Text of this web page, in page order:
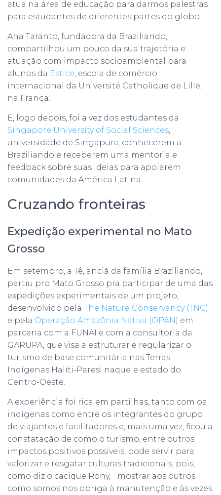
atua na área de educação para darmos palestras
para estudantes de diferentes partes do globo.
Ana Taranto, fundadora da Braziliando,
compartilhou um pouco da sua trajetória e
atuação com impacto socioambiental para
alunos da Estice , escola de comércio
internacional da Université Catholique de Lille,
na França.
E, logo depois, foi a vez dos estudantes da
Singapore University of Social Sciences
universidade de Singapura, conhecerem a
Braziliando e receberem uma mentoria e
feedback sobre suas ideias para apoiarem
comunidades da América Latina.
Cruzando fronteiras
Expedição experimental no Mato
Grosso
Em setembro, a Tê, anciã da família Braziliando,
partiu pro Mato Grosso pra participar de uma das
expedições experimentais de um projeto,
desenvolvido pela The Nature Conservancy (TNC)
e pela Operação Amazônia Nativa (OPAN) em
parceria com a FUNAI e com a consultoria da
GARUPA, que visa a estruturar e regularizar o
turismo de base comunitária nas Terras
Indígenas Haliti-Paresi naquele estado do
Centro-Oeste.
A experiência foi rica em partilhas, tanto com os
indígenas como entre os integrantes do grupo
de viajantes e facilitadores e, mais uma vez, ficou a
constatação de como o turismo, entre outros
impactos positivos possíveis, pode servir para
valorizar e resgatar culturas tradicionais, pois,
como diz o cacique Rony, ¨mostrar aos outros
como somos nos obriga à manutenção e às vezes